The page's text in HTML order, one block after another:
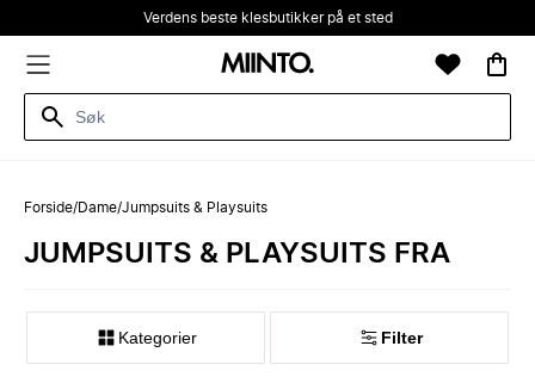
Verdens beste klesbutikker på et sted
Forside/Dame/Jumpsuits & Playsuits
JUMPSUITS & PLAYSUITS FRA
Kategorier Filter